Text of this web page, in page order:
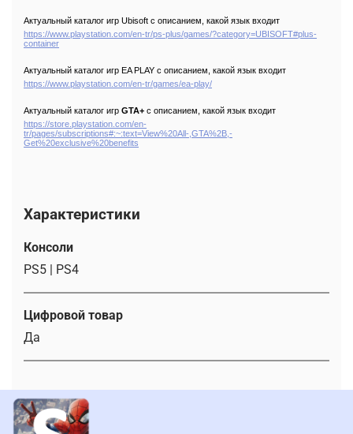
Актуальный каталог игр Ubisoft с описанием, какой язык входит
https://www.playstation.com/en-tr/ps-plus/games/?category=UBISOFT#plus-
container
Актуальный каталог игр EA PLAY с описанием, какой язык входит
https://www.playstation.com/en-tr/games/ea-play/
Актуальный каталог игр GTA+ с описанием, какой язык входит
https://store.playstation.com/en-
tr/pages/subscriptions#:~:text=View%20All-,GTA%2B,-
Get%20exclusive%20benefits
Характеристики
Консоли
PS5 | PS4
Цифровой товар
Да